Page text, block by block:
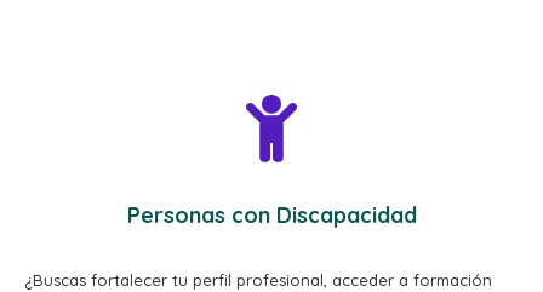
Personas con Discapacidad
¿Buscas fortalecer tu perfil profesional, acceder a formación